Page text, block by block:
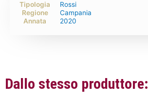
Tipologia
Rossi
Regione
Campania
Annata
2020
Dallo stesso produttore: